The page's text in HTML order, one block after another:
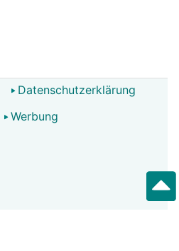
Datenschutzerklärung
Werbung